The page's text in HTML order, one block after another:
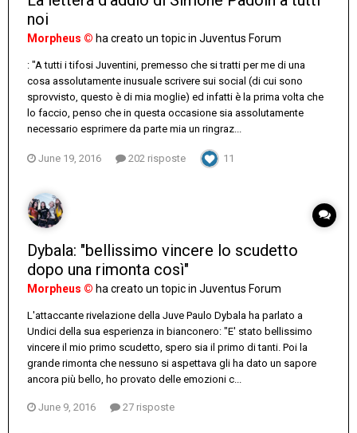
noi
Morpheus © ha creato un topic in Juventus Forum
: "A tutti i tifosi Juventini, premesso che si tratti per me di una
cosa assolutamente inusuale scrivere sui social (di cui sono
sprovvisto, questo è di mia moglie) ed infatti è la prima volta che
lo faccio, penso che in questa occasione sia assolutamente
necessario esprimere da parte mia un ringraz...
June 19, 2016 202 risposte 11
Dybala: "bellissimo vincere lo scudetto
dopo una rimonta così"
Morpheus © ha creato un topic in Juventus Forum
L'attaccante rivelazione della Juve Paulo Dybala ha parlato a
Undici della sua esperienza in bianconero: "E' stato bellissimo
vincere il mio primo scudetto, spero sia il primo di tanti. Poi la
grande rimonta che nessuno si aspettava gli ha dato un sapore
ancora più bello, ho provato delle emozioni c...
June 9, 2016 27 risposte